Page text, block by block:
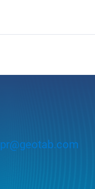
pr@geotab.com